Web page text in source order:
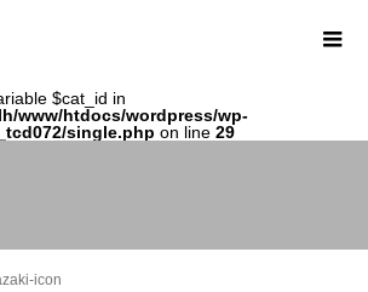
$cat_id in
www/htdocs/wordpress/wp-
single.php on line 29
icon